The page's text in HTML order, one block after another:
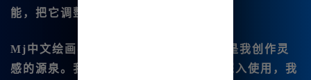
能，把它调整得更加完美。
Mj中文绘画不仅仅是一个绘图工具，更是我创作灵
感的源泉。我相信随着我对这款软件的深入使用，我